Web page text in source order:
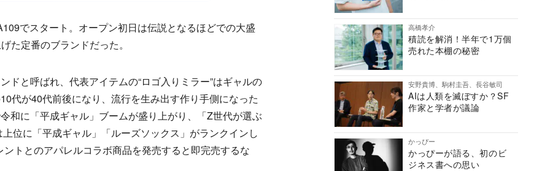
でスタート。オープン初日は伝説となるほどでの大盛
た定番のブランドだった。
と呼ばれ、代表アイテムの“ロゴ入りミラー”はギャルの
代が40代前後になり、流行を生み出す作り手側になった
和に「平成ギャル」ブームが盛り上がり、「Z世代が選ぶ
位に「平成ギャル」「ルーズソックス」がランクインし
トとのアパレルコラボ商品を発売すると即完売するな
高橋孝介
積読を解消！半年で1万個
売れた本棚の秘密
安野貴博、駒村圭吾、長谷敏司
AIは人類を滅ぼすか？SF
作家と学者が議論
かっぴー
かっぴーが語る、初のビ
ジネス書への思い